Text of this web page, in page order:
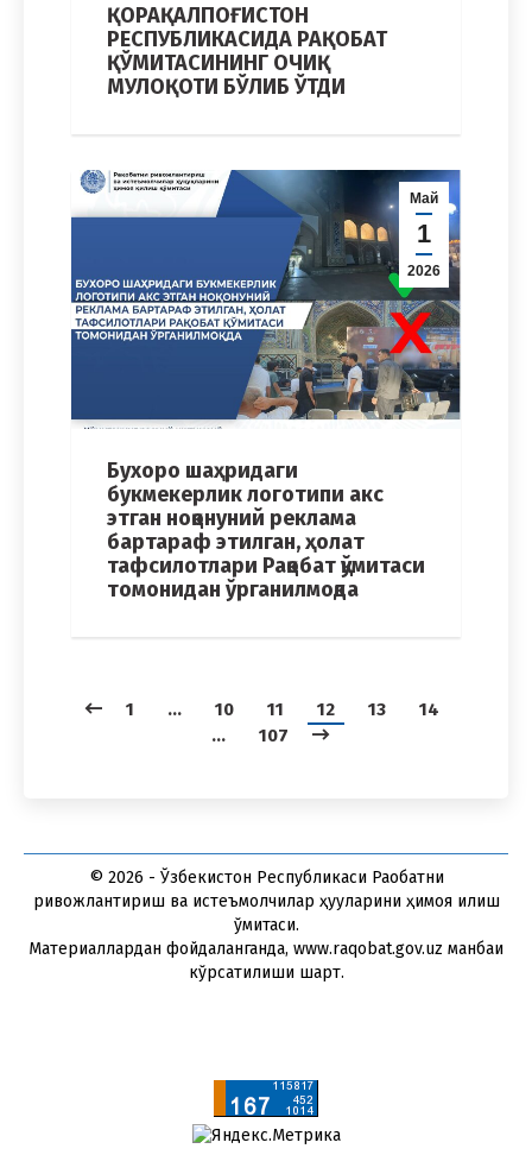
ҚОРАҚАЛПОҒИСТОН
РЕСПУБЛИКАСИДА РАҚОБАТ
ҚЎМИТАСИНИНГ ОЧИҚ
МУЛОҚОТИ БЎЛИБ ЎТДИ
Май
1
2026
Бухоро шаҳридаги
букмекерлик логотипи акс
этган ноқонуний реклама
бартараф этилган, ҳолат
тафсилотлари Рақобат қўмитаси
томонидан ўрганилмоқда
1 … 10 11 12 13
14
…
107
© 2026 - Ўзбекистон Республикаси Рақобатни
ривожлантириш ва истеъмолчилар ҳуқуқларини ҳимоя қилиш
қўмитаси.
Материаллардан фойдаланганда, www.raqobat.gov.uz манбаи
кўрсатилиши шарт.